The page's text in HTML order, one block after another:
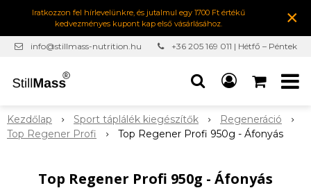
Iratkozzon fel hírlevelünkre, és jutalmul egy 1700 Ft értékű
kedvezményes kupont kap első vásárlásához.
×
info@stillmass-nutrition.hu
+36 205 169 011 | Hétfő – Péntek
Kezdőlap Sport táplálék kiegészítők
Regeneráció
Top Regener Profi
Top Regener Profi 950g - Áfonyás
Top Regener Profi 950g - Áfonyás